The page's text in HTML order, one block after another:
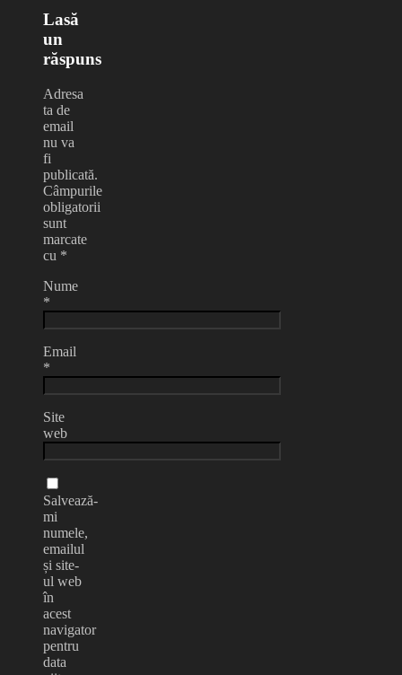
Lasă
un
răspuns
Adresa
ta de
email
nu va
fi
publicată.
Câmpurile
obligatorii
sunt
marcate
cu *
Nume
*
Email
*
Site
web
Salvează-
mi
numele,
emailul
și site-
ul web
în
acest
navigator
pentru
data